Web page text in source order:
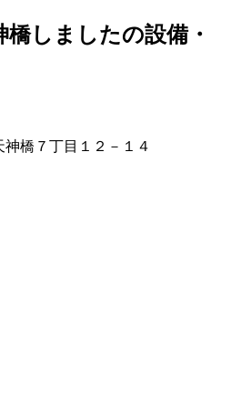
しましたの設備・
橋７丁目１２－１４